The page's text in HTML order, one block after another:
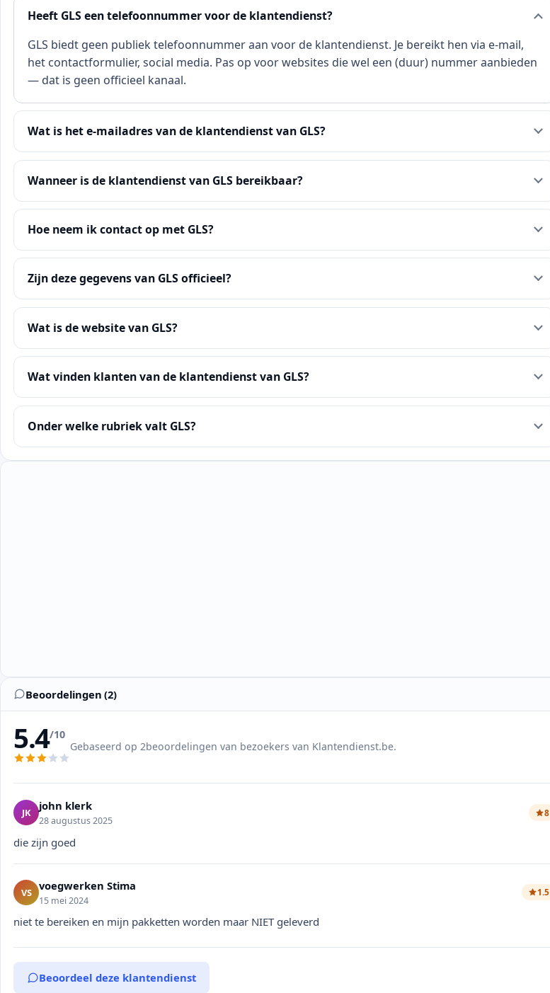
Heeft GLS een telefoonnummer voor de klantendienst?
GLS biedt geen publiek telefoonnummer aan voor de klantendienst. Je bereikt hen via e-mail,
het contactformulier, social media. Pas op voor websites die wel een (duur) nummer aanbieden
— dat is geen officieel kanaal.
Wat is het e-mailadres van de klantendienst van GLS?
Wanneer is de klantendienst van GLS bereikbaar?
Hoe neem ik contact op met GLS?
Zijn deze gegevens van GLS officieel?
Wat is de website van GLS?
Wat vinden klanten van de klantendienst van GLS?
Onder welke rubriek valt GLS?
Beoordelingen (2)
5.4/10
Gebaseerd op 2beoordelingen van bezoekers van Klantendienst.be.
JK john klerk
28 augustus 2025
8
die zijn goed
VS voegwerken Stima
15 mei 2024
1.5
niet te bereiken en mijn pakketten worden maar NIET geleverd
Beoordeel deze klantendienst